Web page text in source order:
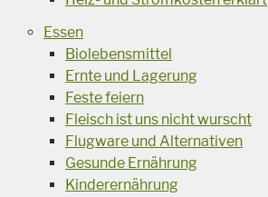
Essen
Biolebensmittel
Ernte und Lagerung
Feste feiern
Fleisch ist uns nicht wurscht
Flugware und Alternativen
Gesunde Ernährung
Kinderernährung